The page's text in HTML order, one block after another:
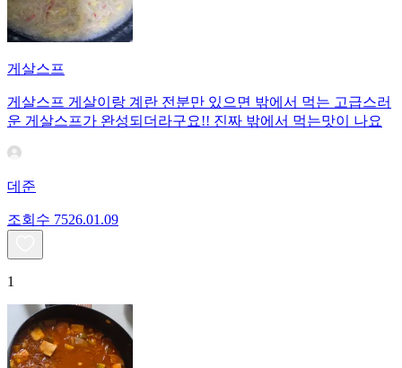
게살스프
게살스프 게살이랑 계란 전분만 있으면 밖에서 먹는 고급스러
운 게살스프가 완성되더라구요!! 진짜 밖에서 먹는맛이 나요
데준
조회수 7526.01.09
1